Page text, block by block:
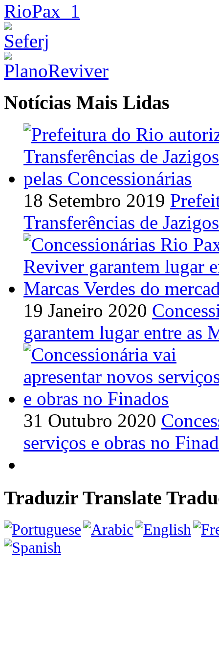
Notícias Mais Lidas
18 Setembro 2019
Transferências de
19 Janeiro 2020
garantem lugar entre as
31 Outubro 2020
serviços e obras no
Traduzir Translate